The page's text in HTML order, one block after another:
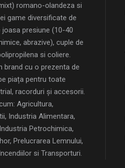
romano-olandeza si
game diversificate de
presiune (10-40
abrazive), cuple de
si coliere.
brand cu o prezenta de
piața pentru toate
racorduri și accesorii.
Agricultura,
Industria Alimentara,
Petrochimica,
Prelucrarea Lemnului,
si Transporturi.